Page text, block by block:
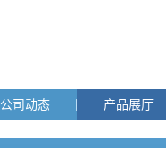
公司动态 产品展厅